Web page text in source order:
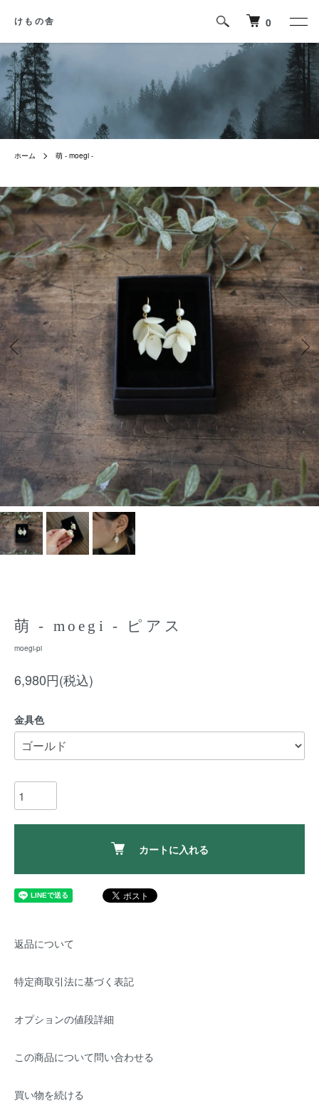
けもの舎 0
ホーム 萌 - moegi -
萌 - moegi - ピアス
moegi-pi
6,980円(税込)
金具色
カートに入れる
返品について
特定商取引法に基づく表記
オプションの値段詳細
この商品について問い合わせる
買い物を続ける